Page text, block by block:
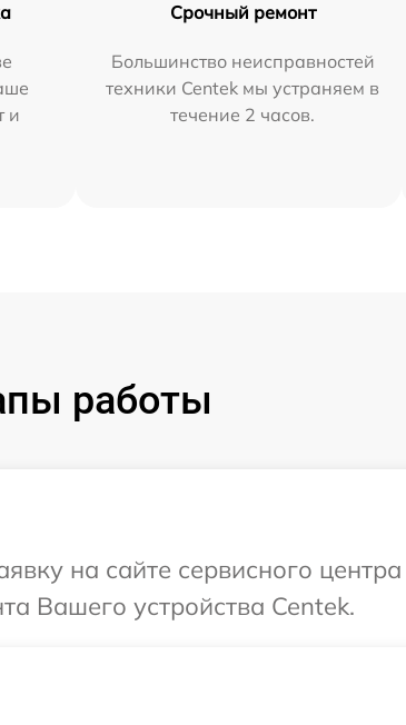
и
Срочный ремонт
Большинство неисправностей
техники Centek мы устраняем в
течение 2 часов.
работы
на сайте сервисного
Вашего устройства Centek.